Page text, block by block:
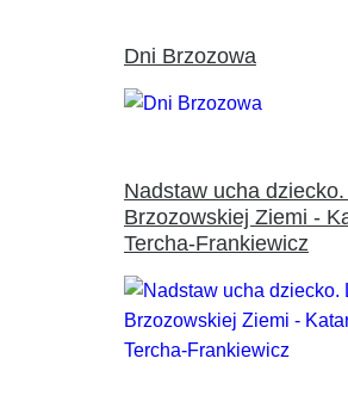
Dni Brzozowa
Nadstaw ucha
Brzozowskiej Ziemi -
Tercha-Frankiewicz